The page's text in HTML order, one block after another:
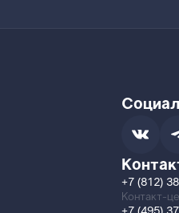
+7 (812)
Контакт-